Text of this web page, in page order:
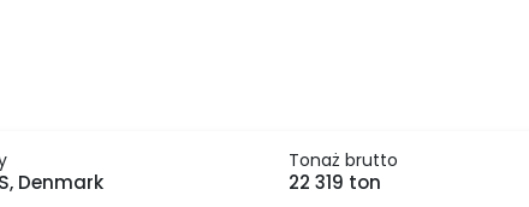
Denmark
Tonaż brutto
22 319 ton